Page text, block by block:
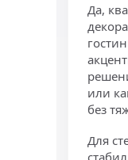
Да,
или
без
Для